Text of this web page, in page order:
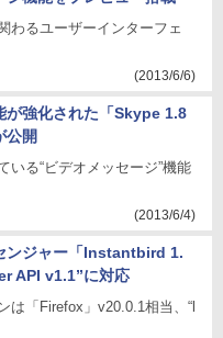
わるユーザーインターフェ
(2013/6/6)
が強化された「Skype 1.8
開
いる“ビデオメッセージ”機能
(2013/6/4)
ンジャー「Instantbird 1.
API v1.1”に対応
は「Firefox」v20.0.1相当、“l